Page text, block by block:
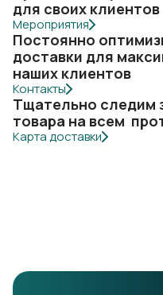
для своих клиентов
Мероприятия
Постоянно
доставки для
наших клиентов
Контакты
Тщательно следим
товара на всем
Карта доставки